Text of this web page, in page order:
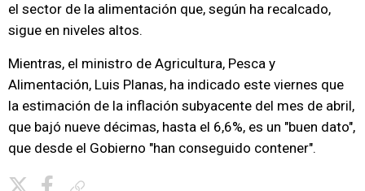
el sector de la alimentación que, según ha recalcado,
sigue en niveles altos.
Mientras, el ministro de Agricultura, Pesca y
Alimentación, Luis Planas, ha indicado este viernes que
la estimación de la inflación subyacente del mes de abril,
que bajó nueve décimas, hasta el 6,6%, es un "buen dato",
que desde el Gobierno "han conseguido contener".